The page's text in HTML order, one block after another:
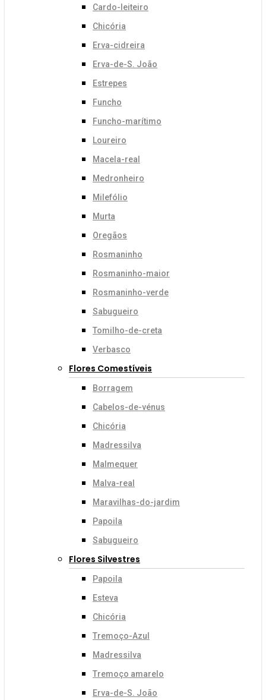
Cardo-leiteiro
Chicória
Erva-cidreira
Erva-de-S. João
Estrepes
Funcho
Funcho-marítimo
Loureiro
Macela-real
Medronheiro
Milefólio
Murta
Oregãos
Rosmaninho
Rosmaninho-maior
Rosmaninho-verde
Sabugueiro
Tomilho-de-creta
Verbasco
Flores Comestíveis
Borragem
Cabelos-de-vénus
Chicória
Madressilva
Malmequer
Malva-real
Maravilhas-do-jardim
Papoila
Sabugueiro
Flores Silvestres
Papoila
Esteva
Chicória
Tremoço-Azul
Madressilva
Tremoço amarelo
Erva-de-S. João